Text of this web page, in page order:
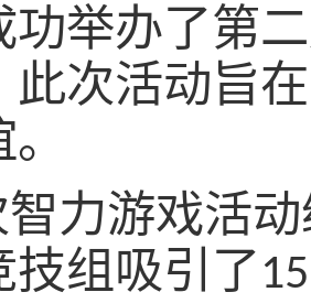
功举办了第
此次活动旨
力游戏活
技组吸引了15